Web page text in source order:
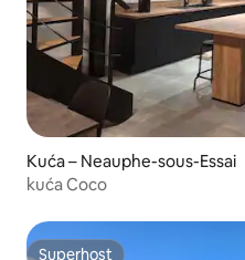
Kuća – Neauphe-sous-Essai
kuća Coco
Superhost